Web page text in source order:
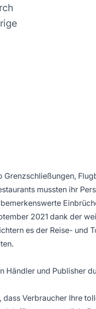
Grenzschließungen,
mussten ihr
2021 dank der
es der Reise- und
Händler und Publisher
Verbraucher Ihre